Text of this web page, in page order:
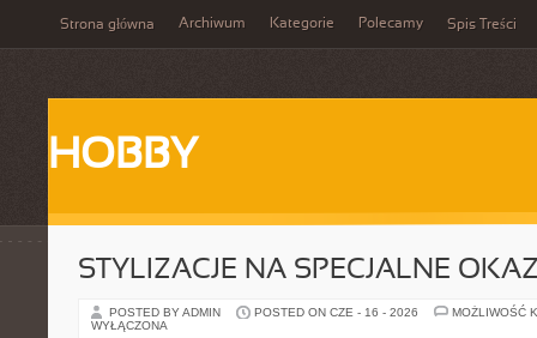
Strona główna Archiwum Kategorie Polecamy Spis Treści
HOBBY
STYLIZACJE NA SPECJALNE
POSTED BY ADMIN POSTED ON CZE - 16 - 2026
MOŻLIWOŚĆ
WYŁĄCZONA